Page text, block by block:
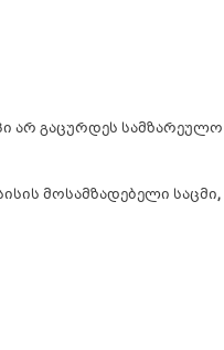
არ გაცურდეს სამზარეულო
მოსამზადებელი საცმი,